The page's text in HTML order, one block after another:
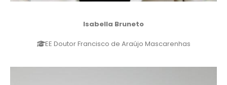
Isabella Bruneto
EE Doutor Francisco de Araújo Mascarenhas